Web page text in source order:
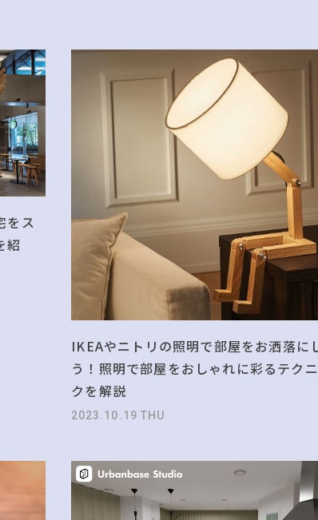
CLOSE
をス
紹
IKEAやニトリの照明で部屋をお洒落に
う！照明で部屋をおしゃれに彩るテク
クを解説
2023.10.19 THU